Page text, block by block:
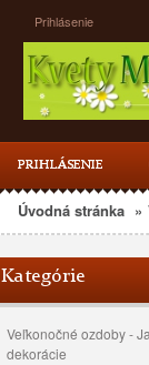
Prihlásenie
PRIHLÁSENIE
Úvodná stránka »
Kategórie
Veľkonočné ozdoby -
dekorácie